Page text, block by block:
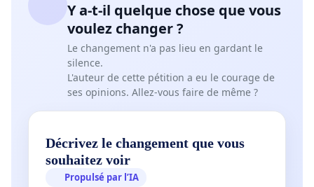
Y a-t-il quelque chose que vous
voulez changer ?
Le changement n'a pas lieu en gardant le
silence.
L'auteur de cette pétition a eu le courage de
ses opinions. Allez-vous faire de même ?
Décrivez le changement que vous
souhaitez voir
Propulsé par l’IA